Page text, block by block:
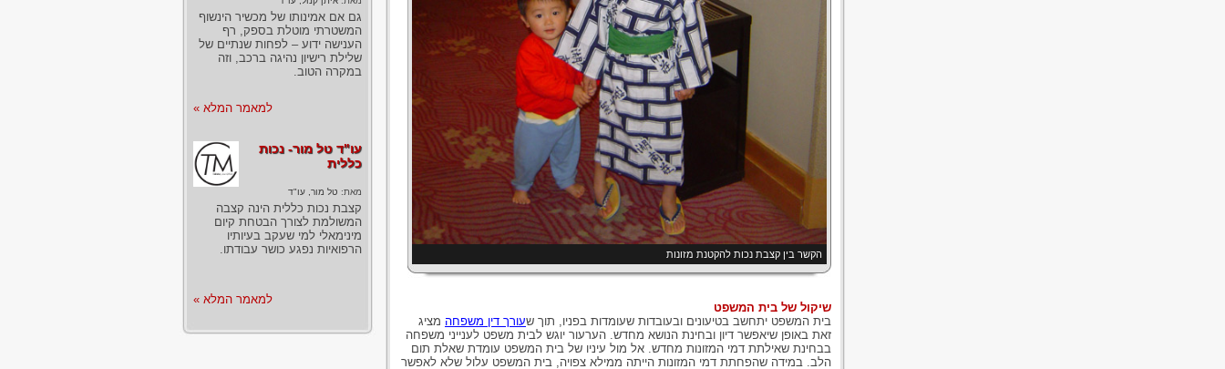
הקשר בין קצבת נכות להקטנת מזונות
שיקול של בית המשפט
בית המשפט יתחשב בטיעונים ובעובדות שעומדות בפניו, תוך שעורך דין משפחה מציג
זאת באופן שיאפשר דיון ובחינת הנושא מחדש. הערעור יוגש לבית משפט לענייני משפחה
בבחינת שאילתת דמי המזונות מחדש. אל מול עיניו של בית המשפט עומדת שאלת תום
הלב. במידה שהפחתת דמי המזונות הייתה ממילא צפויה, בית המשפט עלול שלא לאפשר
גם אם אמינותו של מכשיר הינשוף
המשטרתי מוטלת בספק, רף
הענישה ידוע – לפחות שנתיים של
שלילת רישיון נהיגה ברכב, וזה
במקרה הטוב.
למאמר המלא »
עו"ד טל מור- נכות
כללית
מאת: טל מור, עו"ד
קצבת נכות כללית הינה קצבה
המשולמת לצורך הבטחת קיום
מינימאלי למי שעקב בעיותיו
הרפואיות נפגע כושר עבודתו.
למאמר המלא »